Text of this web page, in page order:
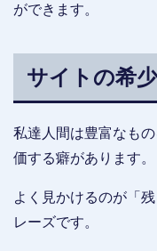
ができます。
サイトの希
私達人間は豊富なも
価する癖があります。
よく見かけるのが「
レーズです。